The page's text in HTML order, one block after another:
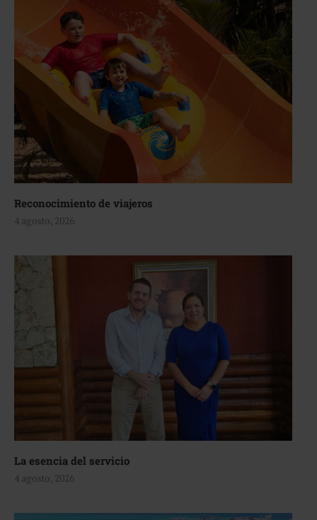
Reconocimiento de viajeros
4 agosto, 2026
La esencia del servicio
4 agosto, 2026